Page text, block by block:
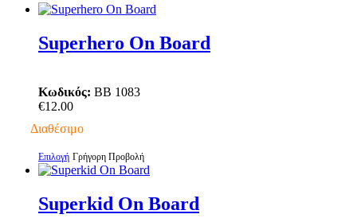
Superhero On Board
Κωδικός: BB 1083
€12.00
Διαθέσιμο
Επιλογή Αυτό
το
έχει
πολλαπλές
Γρήγορη Προβολή
Superkid On Board